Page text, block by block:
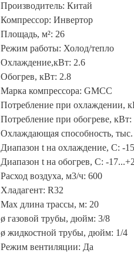
Производитель: Китай
Компрессор: Инвертор
Площадь, м²: 26
Режим работы: Холод/тепло
Охлаждение,кВт: 2.6
Обогрев, кВт: 2.8
Марка компрессора: GMCC
Потребление при охлаждении,
Потребление при обогреве, кВт:
Охлаждающая способность,
Диапазон t на охлаждение, С: -
Диапазон t на обогрев, С: -
Расход воздуха, м3/ч: 600
Хладагент: R32
Max длина трассы, м: 20
ø газовой трубы, дюйм: 3/8
ø жидкостной трубы, дюйм: 1/4
Режим вентиляции: Да